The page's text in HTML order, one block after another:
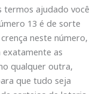
termos ajudado você
13 é de sorte
neste número,
as
qualquer outra,
que tudo seja